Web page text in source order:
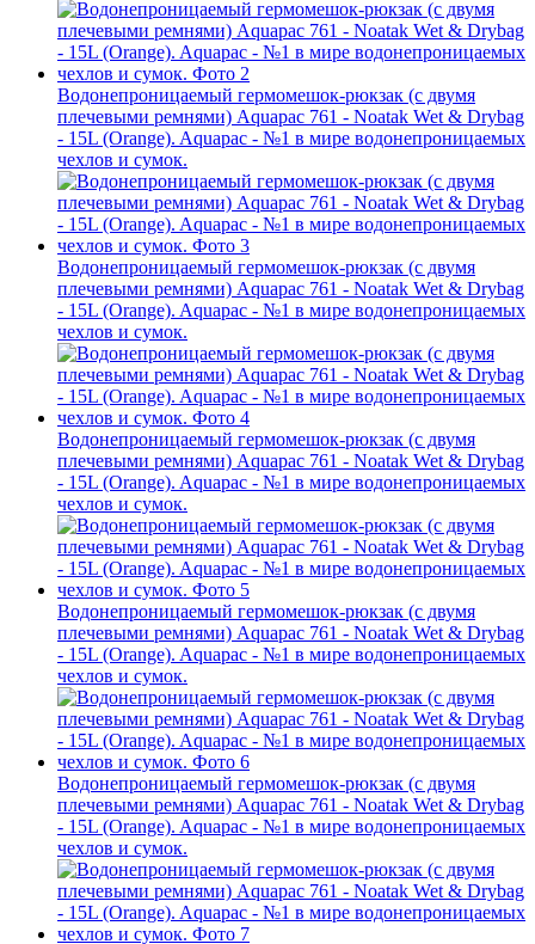
Водонепроницаемый гермомешок-рюкзак (с двумя
плечевыми ремнями) Aquapac 761 - Noatak Wet & Drybag
- 15L (Orange). Aquapac - №1 в мире водонепроницаемых
чехлов и сумок.
Водонепроницаемый гермомешок-рюкзак (с двумя
плечевыми ремнями) Aquapac 761 - Noatak Wet & Drybag
- 15L (Orange). Aquapac - №1 в мире водонепроницаемых
чехлов и сумок.
Водонепроницаемый гермомешок-рюкзак (с двумя
плечевыми ремнями) Aquapac 761 - Noatak Wet & Drybag
- 15L (Orange). Aquapac - №1 в мире водонепроницаемых
чехлов и сумок.
Водонепроницаемый гермомешок-рюкзак (с двумя
плечевыми ремнями) Aquapac 761 - Noatak Wet & Drybag
- 15L (Orange). Aquapac - №1 в мире водонепроницаемых
чехлов и сумок.
Водонепроницаемый гермомешок-рюкзак (с двумя
плечевыми ремнями) Aquapac 761 - Noatak Wet & Drybag
- 15L (Orange). Aquapac - №1 в мире водонепроницаемых
чехлов и сумок.